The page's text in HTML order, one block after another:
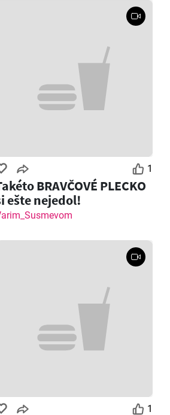
1
BRAVČOVÉ PLECKO
ešte nejedol!
1